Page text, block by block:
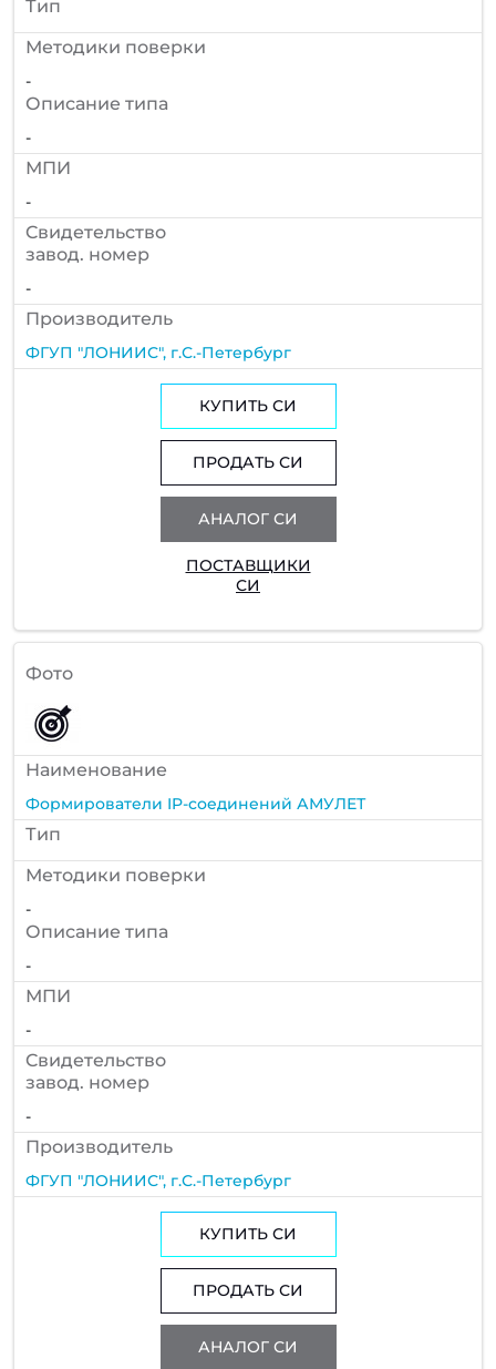
Тип
Методики поверки
-
Описание типа
-
МПИ
-
Cвидетельство
завод. номер
-
Производитель
ФГУП "ЛОНИИС", г.С.-Петербург
КУПИТЬ СИ
ПРОДАТЬ СИ
АНАЛОГ СИ
ПОСТАВЩИКИ
СИ
Фото
Наименование
Формирователи IP-соединений АМУЛЕТ
Тип
Методики поверки
-
Описание типа
-
МПИ
-
Cвидетельство
завод. номер
-
Производитель
ФГУП "ЛОНИИС", г.С.-Петербург
КУПИТЬ СИ
ПРОДАТЬ СИ
АНАЛОГ СИ